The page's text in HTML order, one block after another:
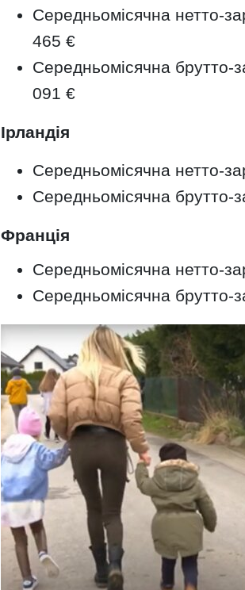
Середньомісячна нетто-
465 €
Середньомісячна брутто-
091 €
Ірландія
Середньомісячна нетто-
Середньомісячна брутто-
Франція
Середньомісячна нетто-
Середньомісячна брутто-